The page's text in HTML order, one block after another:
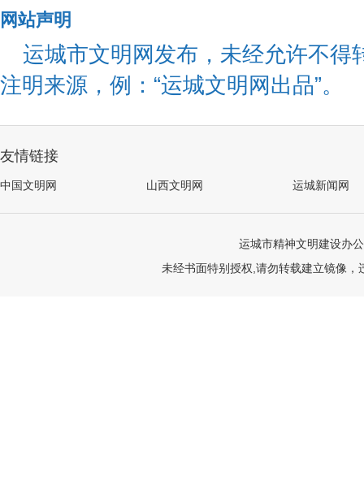
网站声明
运城市文明网发布，未经允许不得
注明来源，例：“运城文明网出品”。
友情链接
中国文明网 山西文明网 运城新闻网
运城市精神文明建设办
未经书面特别授权,请勿转载建立镜像